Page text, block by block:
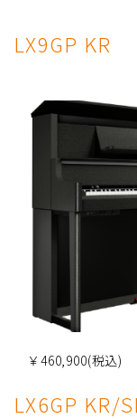
LX9GP KR
￥460,900(税込)
LX6GP KR/